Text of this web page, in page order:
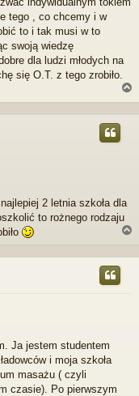
tego , co chcemy i w
to i tak musi w to
swoją wiedzę
dla ludzi młodych na
się O.T. z tego zrobiło.
a
2 letnia szkoła dla
to rożnego rodzaju
g
Ja jestem studentem
i moja szkoła
masażu ( czyli
czasie). Po pierwszym